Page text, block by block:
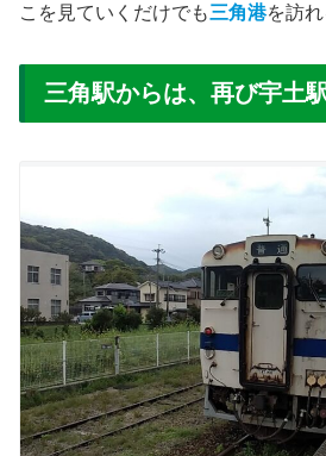
こを見ていくだけでも三角港を訪れ
三角駅からは、再び宇土